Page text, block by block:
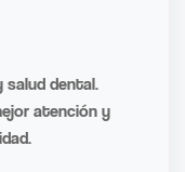
dental.
atención y